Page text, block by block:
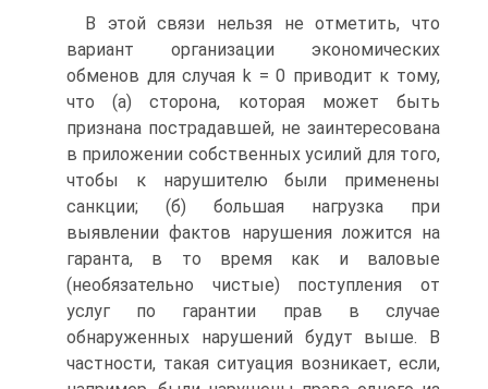
В этой связи нельзя не отметить, что
вариант организации экономических
обменов для случая k = 0 приводит к тому,
что (а) сторона, которая может быть
признана пострадавшей, не заинтересована
в приложении собственных усилий для того,
чтобы к нарушителю были применены
санкции; (б) большая нагрузка при
выявлении фактов нарушения ложится на
гаранта, в то время как и валовые
(необязательно чистые) поступления от
услуг по гарантии прав в случае
обнаруженных нарушений будут выше. В
частности, такая ситуация возникает, если,